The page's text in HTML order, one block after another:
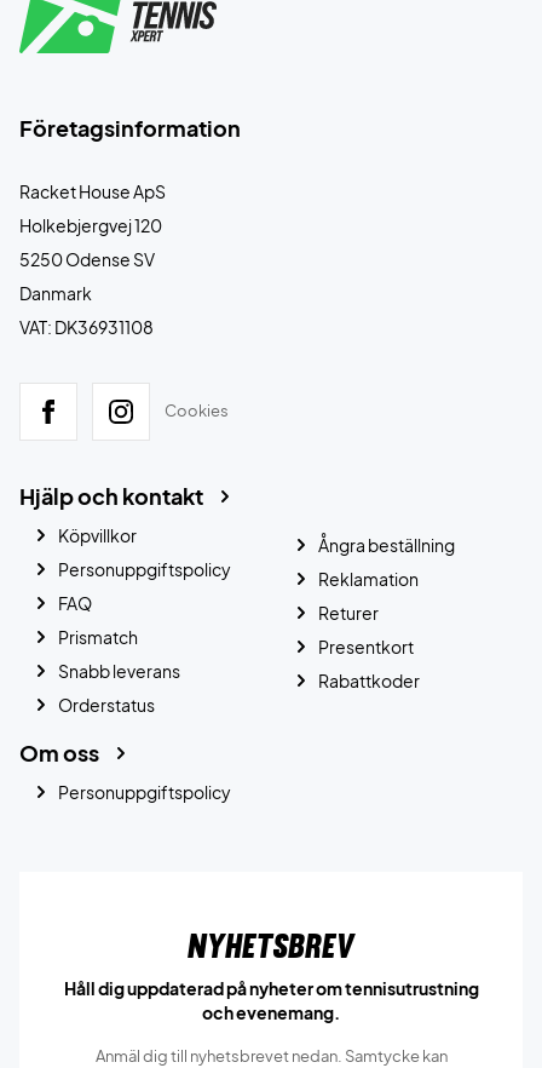
Företagsinformation
Racket House ApS
Holkebjergvej 120
5250 Odense SV
Danmark
VAT: DK36931108
Cookies
Hjälp och kontakt
Köpvillkor
Personuppgiftspolicy
FAQ
Prismatch
Snabb leverans
Orderstatus
Ångra beställning
Reklamation
Returer
Presentkort
Rabattkoder
Om oss
Personuppgiftspolicy
Nyhetsbrev
Håll dig uppdaterad på nyheter om tennisutrustning
och evenemang.
Anmäl dig till nyhetsbrevet nedan. Samtycke kan